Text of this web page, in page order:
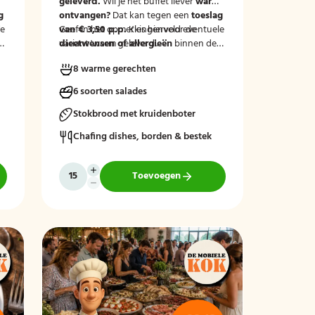
ontvangen?Dat kan tegen eentoeslag
van € 3,50 p.p.Kies hiervoor de
variant 'warm geleverd'.
Geef in het opmerkingenveld eventuele
dieetwensen of allergieënbinnen de
mee kunnen houden.
8 warme gerechten
6 soorten salades
Stokbrood met kruidenboter
Chafing dishes, borden & bestek
Toevoegen